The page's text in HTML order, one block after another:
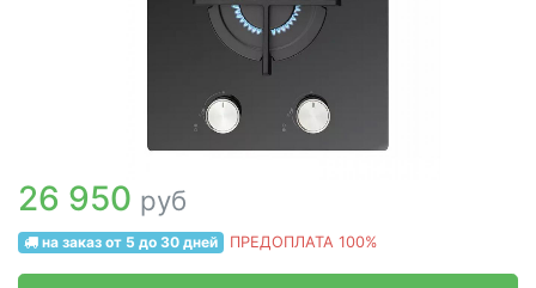
26 950 руб
на заказ от 5 до 30 дней ПРЕДОПЛАТА 100%